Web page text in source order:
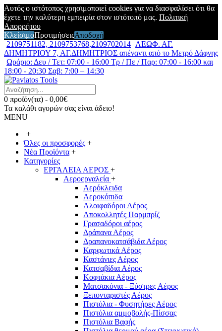
Αυτός ο ιστότοπος χρησιμοποιεί cookies για να διασφαλίσει ότι θα
έχετε την καλύτερη εμπειρία στον ιστότοπό μας. Πολιτική
Απορρήτου
ΚλείσιμοΠροτιμήσειςΑποδοχή
2109751182, 2109753768,2109702014 ΛΕΩΦ. ΑΓ.
ΔΗΜΗΤΡΙΟΥ 7, ΑΓ.ΔΗΜΗΤΡΙΟΣ απέναντι από το Μετρό Δάφνης
Ωράριο: Δευ / Τετ: 07:00 - 16:00 Τρ / Πε / Παρ: 07:00 - 16:00 και
18:00 - 20:30 Σαβ: 7:00 – 14:30
0 προϊόν(τα) - 0,00€
Τα καλάθι αγορών σας είναι άδειο!
MENU
+
Όλες οι προσφορές +
Νέα Προϊόντα +
Κατηγορίες
ΕΡΓΑΛΕΙΑ ΑΕΡΟΣ +
Αεροεργαλεία +
Αερόκλειδα
Αεροκόπιδα
Αλοιφαδόροι Αέρος
Αποκολλητές Παρμπρίζ
Γρασαδόροι αέρος
Δράπανα Αέρος
Δραπανοκατσάβιδα Αέρος
Καρφωτικά Αέρος
Καστάνιες Αέρος
Κατσαβίδια Αέρος
Κοφτάκια Αέρος
Ματσακόνια - Ξύστρες Αέρος
Ξεπονταριστές Αέρος
Πιστόλια - Φυσητήρες Αέρος
Πιστόλια αμμοβολής-Πίσσας
Πιστόλια Βαφής